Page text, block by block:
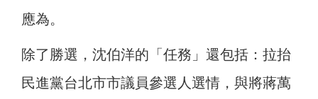
應為。
除了勝選，沈伯洋的「任務」還包括：拉抬
民進黨台北市市議員參選人選情，與將蔣萬